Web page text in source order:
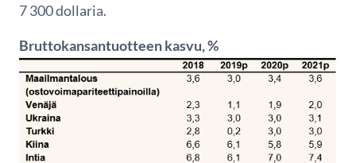
7 300 dollaria.
Bruttokansantuotteen kasvu, %